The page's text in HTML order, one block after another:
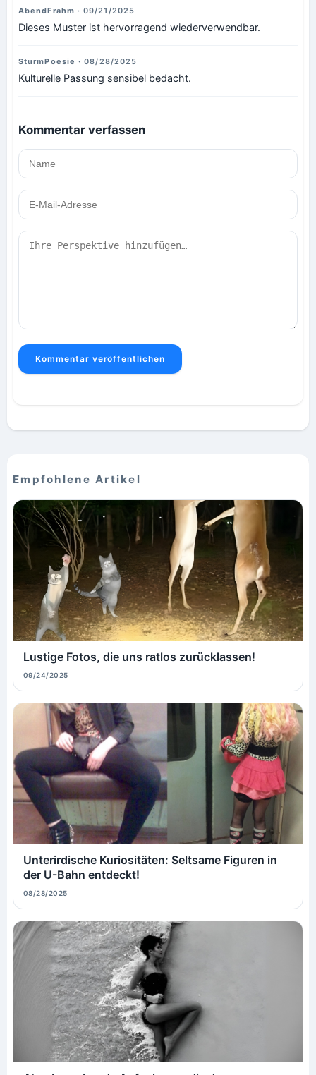
AbendFrahm · 09/21/2025
Dieses Muster ist hervorragend wiederverwendbar.
SturmPoesie· 08/28/2025
Kulturelle Passung sensibel bedacht.
Kommentar verfassen
Kommentar veröffentlichen
Empfohlene Artikel
Lustige Fotos, die uns ratlos zurücklassen!
09/24/2025
Unterirdische Kuriositäten: Seltsame Figuren in
der U-Bahn entdeckt!
08/28/2025